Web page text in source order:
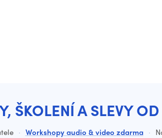
ŠKOLENÍ A SLEVY
· Workshopy audio & video zdarma ·